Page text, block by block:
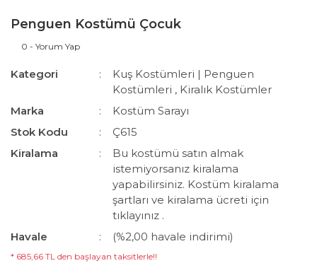
Penguen Kostümü Çocuk
0 - Yorum Yap
Kategori
Kuş Kostümleri | Penguen
Kostümleri , Kiralık Kostümler
Marka
Kostüm Sarayı
Stok Kodu
Ç615
Kiralama
Bu kostümü satın almak
istemiyorsanız kiralama
yapabilirsiniz. Kostüm kiralama
şartları ve kiralama ücreti için
tıklayınız .
Havale
(%2,00 havale indirimi)
* 685,66 TL den başlayan taksitlerle!!